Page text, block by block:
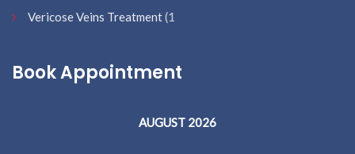
Vericose Veins Treatment(1
Book Appointment
AUGUST 2026